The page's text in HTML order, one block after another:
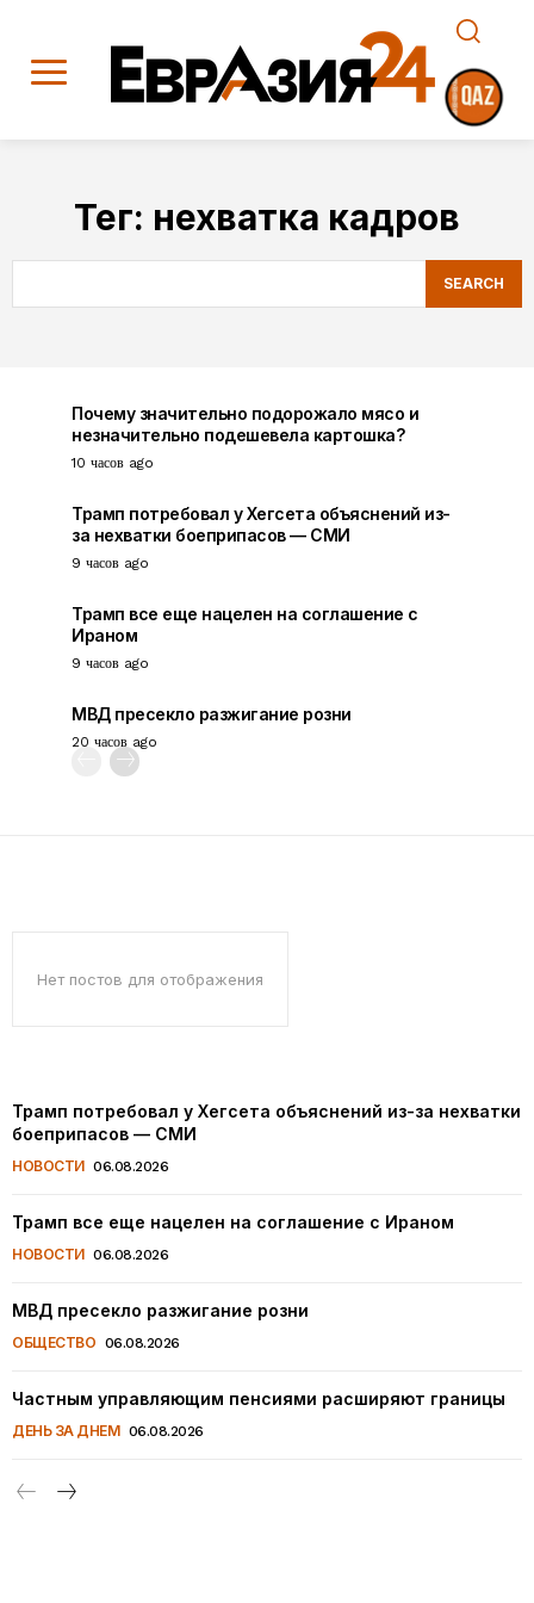
Тег: нехватка кадров
SEARCH
Почему значительно подорожало мясо и
незначительно подешевела картошка?
10 часов ago
Трамп потребовал у Хегсета объяснений из-
за нехватки боеприпасов — СМИ
9 часов ago
Трамп все еще нацелен на соглашение с
Ираном
9 часов ago
МВД пресекло разжигание розни
20 часов ago
Нет постов для отображения
Трамп потребовал у Хегсета объяснений из-за нехватки
боеприпасов — СМИ
НОВОСТИ 06.08.2026
Трамп все еще нацелен на соглашение с Ираном
НОВОСТИ 06.08.2026
МВД пресекло разжигание розни
ОБЩЕСТВО 06.08.2026
Частным управляющим пенсиями расширяют границы
ДЕНЬ ЗА ДНЕМ 06.08.2026